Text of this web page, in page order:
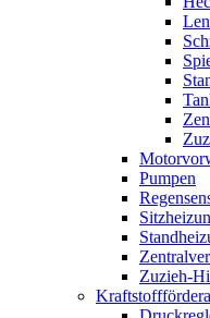
Pumpen
Zuzieh-